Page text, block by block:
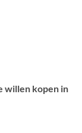
willen kopen in